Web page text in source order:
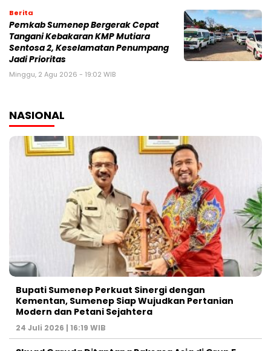
Berita
Pemkab Sumenep Bergerak Cepat
Tangani Kebakaran KMP Mutiara
Sentosa 2, Keselamatan Penumpang
Jadi Prioritas
Minggu, 2 Agu 2026 - 19:02 WIB
NASIONAL
Bupati Sumenep Perkuat Sinergi dengan
Kementan, Sumenep Siap Wujudkan Pertanian
Modern dan Petani Sejahtera
24 Juli 2026 | 16:19 WIB